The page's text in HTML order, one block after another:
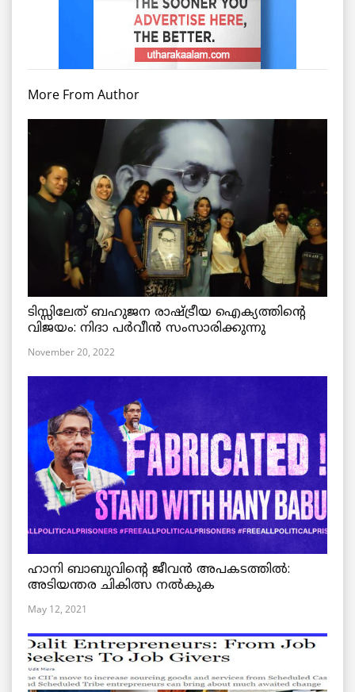
More From Author
ടിസ്സിലേത് ബഹുജന രാഷ്ട്രീയ ഐക്യത്തിന്റെ
വിജയം: നിദാ പർവീൻ സംസാരിക്കുന്നു
November 20, 2022
ഹാനി ബാബുവിന്റെ ജീവൻ അപകടത്തിൽ:
അടിയന്തര ചികിത്സ നൽകുക
May 12, 2021